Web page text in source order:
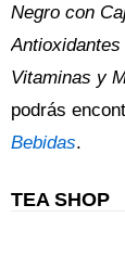
Negro con
Vitaminas y
podrás
Bebidas.
TEA SHOP